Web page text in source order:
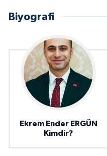
Biyografi
Ekrem Ender ERGÜN
Kimdir?